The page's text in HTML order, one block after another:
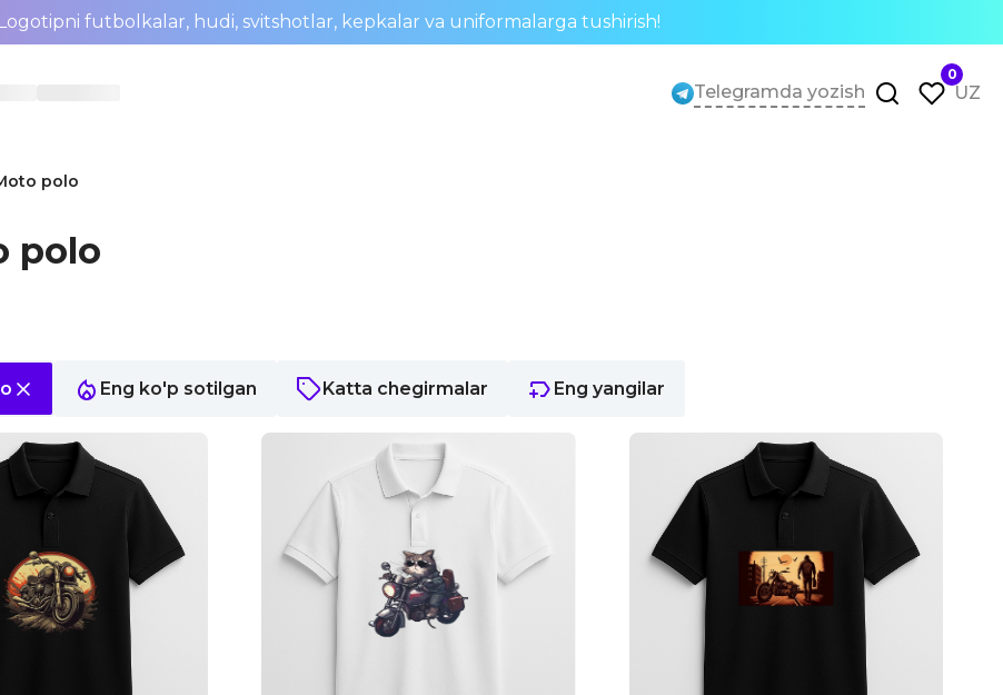
Logotipni futbolkalar, hudi, svitshotlar, kepkalar va uniformalarga tushirish!
Telegramda yozish
0
UZ
polo
polo
Eng ko'p sotilgan Katta chegirmalar Eng yangilar